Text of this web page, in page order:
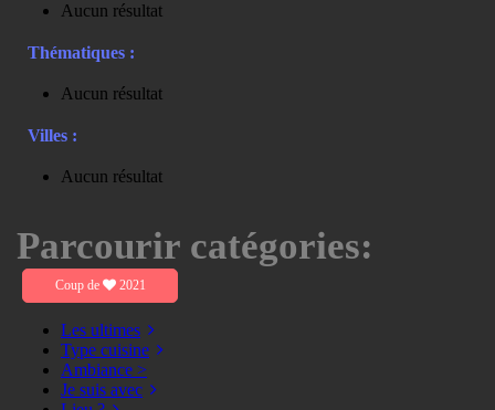
Aucun résultat
Thématiques :
Aucun résultat
Villes :
Aucun résultat
Parcourir catégories:
Coup de 2021
Les ultimes
Type cuisine
Ambiance >
Je suis avec